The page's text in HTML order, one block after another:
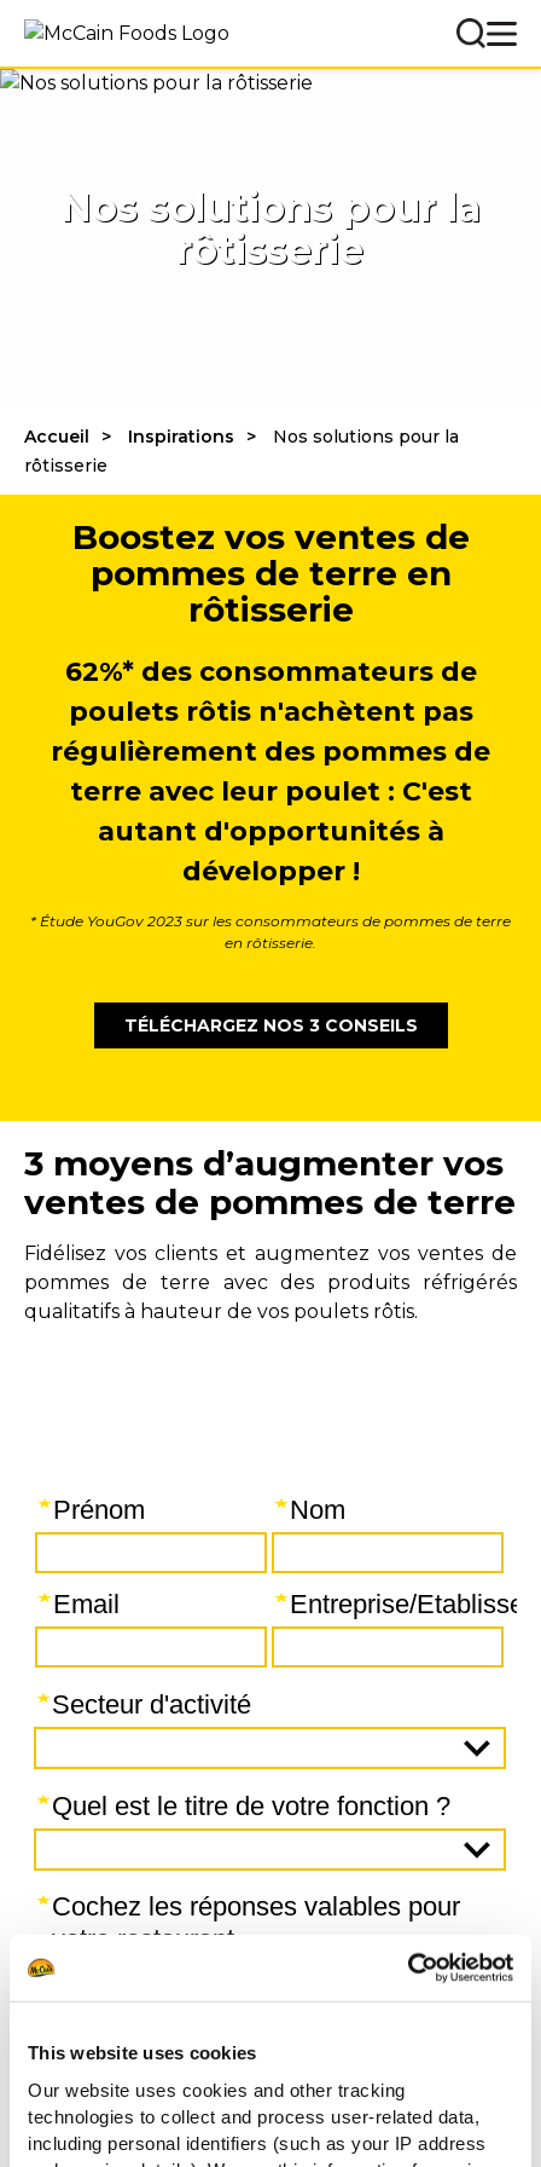
This website uses cookies
Our website uses cookies and other tracking
technologies to collect and process user-related data,
including personal identifiers (such as your IP address
Nos solutions pour la
rôtisserie
Accueil Inspirations
Nos solutions pour la
rôtisserie
Boostez vos ventes de
pommes de terre en
rôtisserie
62%* des consommateurs de
poulets rôtis n'achètent pas
régulièrement des pommes de
terre avec leur poulet : C'est
autant d'opportunités à
développer !
* Étude YouGov 2023 sur les consommateurs de pommes de terre
en rôtisserie.
TÉLÉCHARGEZ NOS 3 CONSEILS
3 moyens d’augmenter vos
ventes de pommes de terre
Fidélisez vos clients et augmentez vos ventes de
pommes de terre avec des produits réfrigérés
qualitatifs à hauteur de vos poulets rôtis.